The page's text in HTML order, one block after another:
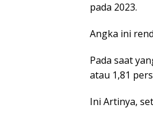
pada 2023.
Angka ini
Pada saat
atau 1,81
Ini Artinya,